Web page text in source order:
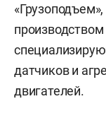
датчиков и
двигателей.